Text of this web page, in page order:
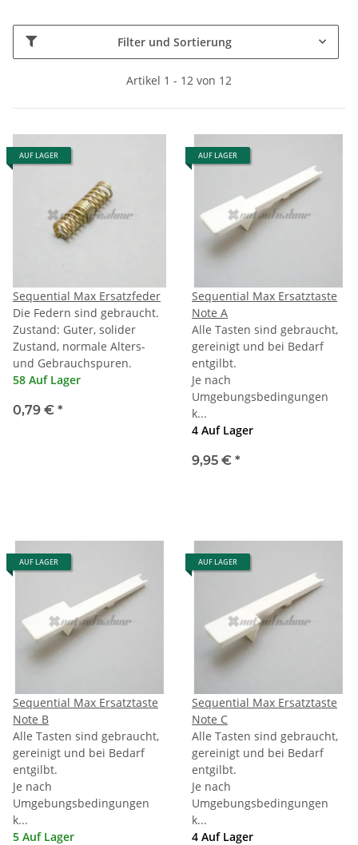
Filter und Sortierung
Artikel 1 - 12 von 12
AUF LAGER
Sequential Max Ersatzfeder
Die Federn sind gebraucht.
Zustand: Guter, solider
Zustand, normale Alters-
und Gebrauchspuren.
58 Auf Lager
0,79 € *
AUF LAGER
Sequential Max Ersatztaste
Note A
Alle Tasten sind gebraucht,
gereinigt und bei Bedarf
entgilbt.
Je nach
Umgebungsbedingungen
k...
4 Auf Lager
9,95 € *
AUF LAGER
Sequential Max Ersatztaste
Note B
Alle Tasten sind gebraucht,
gereinigt und bei Bedarf
entgilbt.
Je nach
Umgebungsbedingungen
k...
5 Auf Lager
AUF LAGER
Sequential Max Ersatztaste
Note C
Alle Tasten sind gebraucht,
gereinigt und bei Bedarf
entgilbt.
Je nach
Umgebungsbedingungen
k...
4 Auf Lager